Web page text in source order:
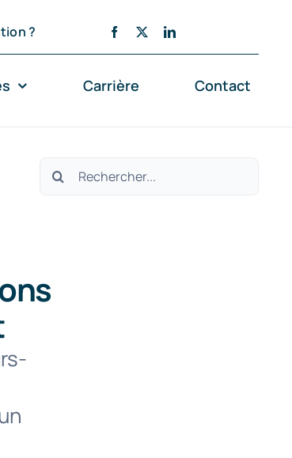
?
Carrière Contact
Rechercher: